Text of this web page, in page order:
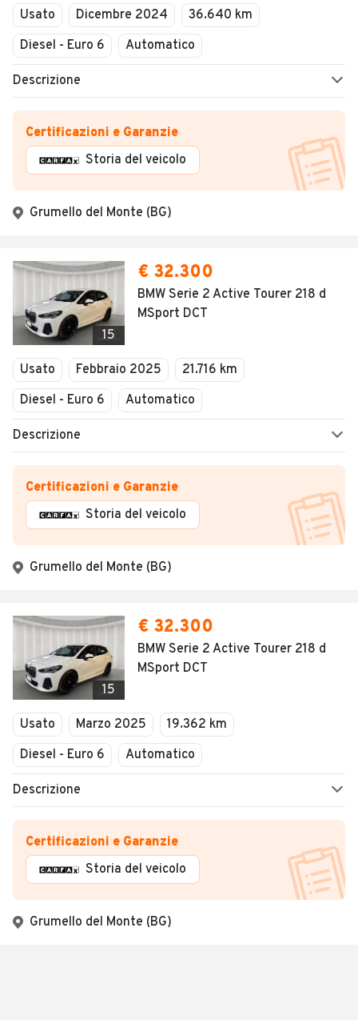
Usato Dicembre 2024
36.640 km
Diesel - Euro 6
Automatico
Descrizione
Certificazioni e Garanzie
Storia del veicolo
Grumello del Monte (BG)
15
€ 32.300
BMW Serie 2 Active Tourer 218 d
MSport DCT
Usato Febbraio 2025
21.716 km
Diesel - Euro 6
Automatico
Descrizione
Certificazioni e Garanzie
Storia del veicolo
Grumello del Monte (BG)
15
€ 32.300
BMW Serie 2 Active Tourer 218 d
MSport DCT
Usato Marzo 2025
19.362 km
Diesel - Euro 6
Automatico
Descrizione
Certificazioni e Garanzie
Storia del veicolo
Grumello del Monte (BG)